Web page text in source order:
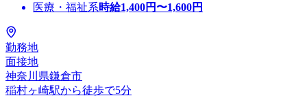
医療・福祉系時給1,400円〜1,600円
勤務地
面接地
神奈川県鎌倉市
稲村ヶ崎駅から徒歩で5分